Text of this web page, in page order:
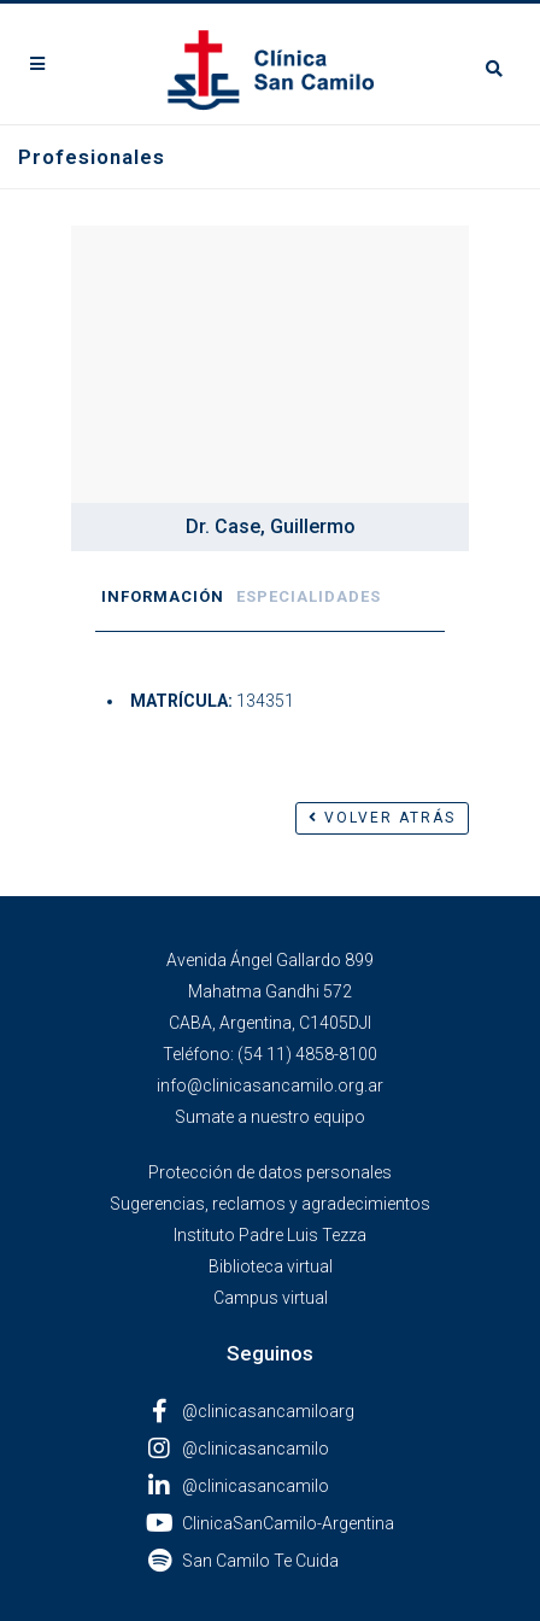
Profesionales
Dr. Case, Guillermo
INFORMACIÓN ESPECIALIDADES
MATRÍCULA: 134351
VOLVER ATRÁS
Avenida Ángel Gallardo 899
Mahatma Gandhi 572
CABA, Argentina, C1405DJI
Teléfono: (54 11) 4858-8100
info@clinicasancamilo.org.ar
Sumate a nuestro equipo
Protección de datos personales
Sugerencias, reclamos y agradecimientos
Instituto Padre Luis Tezza
Biblioteca virtual
Campus virtual
Seguinos
@clinicasancamiloarg
@clinicasancamilo
@clinicasancamilo
ClinicaSanCamilo-Argentina
San Camilo Te Cuida